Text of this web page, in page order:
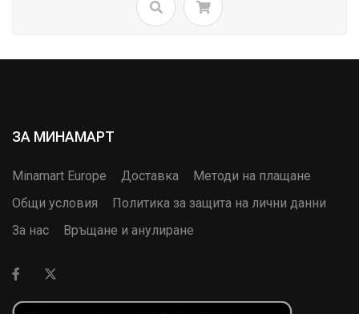
ЗА МИНАМАРТ
Minamart Europe Доставка
Методи на плащане
Общи условия
Политика за защита на лични данни
За нас
Връщане и анулиране